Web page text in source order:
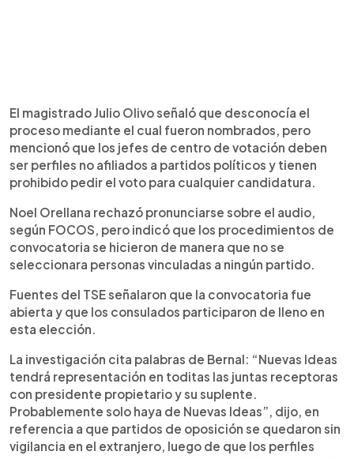
El magistrado Julio Olivo señaló que desconocía el
proceso mediante el cual fueron nombrados, pero
mencionó que los jefes de centro de votación deben
ser perfiles no afiliados a partidos políticos y tienen
prohibido pedir el voto para cualquier candidatura.
Noel Orellana rechazó pronunciarse sobre el audio,
según FOCOS, pero indicó que los procedimientos de
convocatoria se hicieron de manera que no se
seleccionara personas vinculadas a ningún partido.
Fuentes del TSE señalaron que la convocatoria fue
abierta y que los consulados participaron de lleno en
esta elección.
La investigación cita palabras de Bernal: “Nuevas Ideas
tendrá representación en toditas las juntas receptoras
con presidente propietario y su suplente.
Probablemente solo haya de Nuevas Ideas”, dijo, en
referencia a que partidos de oposición se quedaron sin
vigilancia en el extranjero, luego de que los perfiles